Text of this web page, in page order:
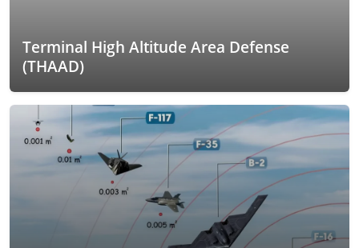
Terminal High Altitude Area Defense
(THAAD)